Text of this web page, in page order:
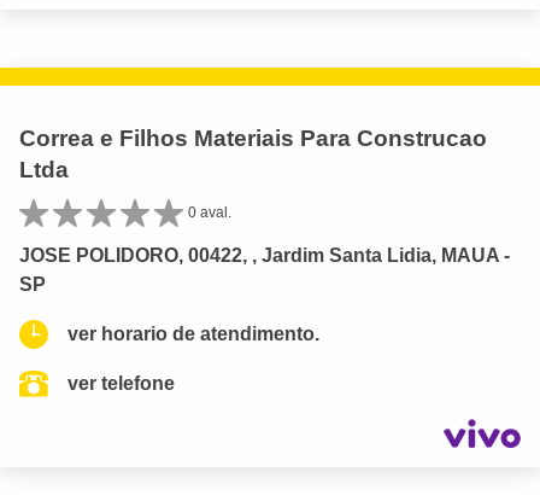
Correa e Filhos Materiais Para Construcao
Ltda
0 aval.
JOSE POLIDORO, 00422, , Jardim Santa Lidia, MAUA -
SP
ver horario de atendimento.
ver telefone